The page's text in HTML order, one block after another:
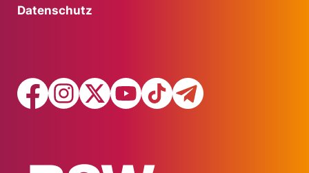
Datenschutz